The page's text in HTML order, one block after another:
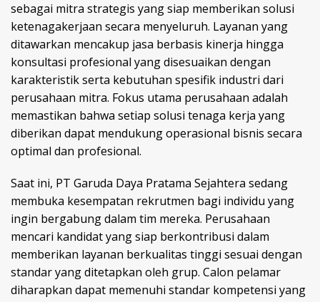
sebagai mitra strategis yang siap memberikan solusi
ketenagakerjaan secara menyeluruh. Layanan yang
ditawarkan mencakup jasa berbasis kinerja hingga
konsultasi profesional yang disesuaikan dengan
karakteristik serta kebutuhan spesifik industri dari
perusahaan mitra. Fokus utama perusahaan adalah
memastikan bahwa setiap solusi tenaga kerja yang
diberikan dapat mendukung operasional bisnis secara
optimal dan profesional.
Saat ini, PT Garuda Daya Pratama Sejahtera sedang
membuka kesempatan rekrutmen bagi individu yang
ingin bergabung dalam tim mereka. Perusahaan
mencari kandidat yang siap berkontribusi dalam
memberikan layanan berkualitas tinggi sesuai dengan
standar yang ditetapkan oleh grup. Calon pelamar
diharapkan dapat memenuhi standar kompetensi yang